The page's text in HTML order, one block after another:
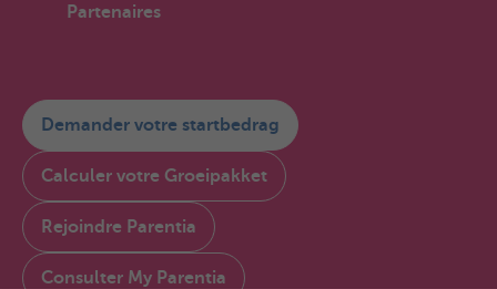
Partenaires
Demander votre startbedrag
Calculer votre Groeipakket
Rejoindre Parentia
Consulter My Parentia